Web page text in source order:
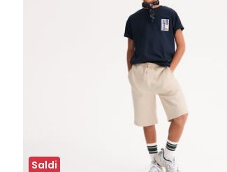
Saldi